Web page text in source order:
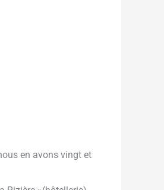
en avons vingt et